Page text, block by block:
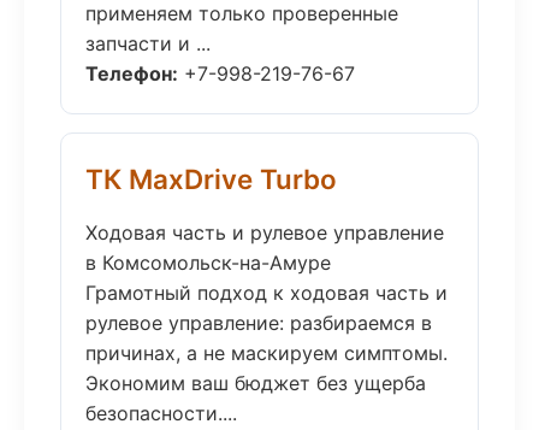
применяем только проверенные
запчасти и ...
Телефон: +7-998-219-76-67
ТК MaxDrive Turbo
Ходовая часть и рулевое управление
в Комсомольск-на-Амуре
Грамотный подход к ходовая часть и
рулевое управление: разбираемся в
причинах, а не маскируем симптомы.
Экономим ваш бюджет без ущерба
безопасности....